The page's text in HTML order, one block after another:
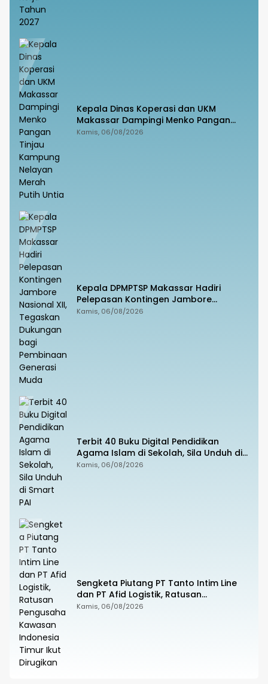
Kepala Dinas Koperasi dan UKM
Makassar Dampingi Menko Pangan
Tinjau Kampung Nelayan Merah Putih
Kamis, 06/08/2026
Kepala DPMPTSP Makassar Hadiri
Pelepasan Kontingen Jambore
Nasional XII, Tegaskan Dukungan bagi
Kamis, 06/08/2026
Terbit 40 Buku Digital Pendidikan
Agama Islam di Sekolah, Sila Unduh di
Smart PAI
Kamis, 06/08/2026
Sengketa Piutang PT Tanto Intim Line
dan PT Afid Logistik, Ratusan
Pengusaha Kawasan Indonesia Timur
Kamis, 06/08/2026